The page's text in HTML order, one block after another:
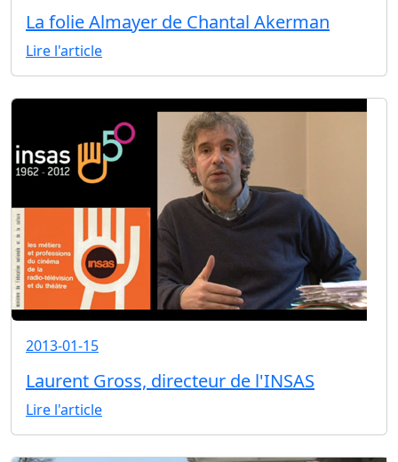
La folie Almayer de Chantal Akerman
Lire l'article
2013-01-15
Laurent Gross, directeur de l'INSAS
Lire l'article